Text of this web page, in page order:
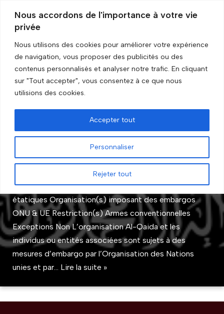
Nous accordons de l'importance à votre vie
privée
Nous utilisons des cookies pour améliorer votre expérience
de navigation, vous proposer des publicités ou des
contenus personnalisés et analyser notre trafic. En cliquant
sur "Tout accepter", vous consentez à ce que nous
utilisions des cookies.
Personnaliser
Rejeter tout
Accepter tout
Aller
au
contenu
Accueil »Restriction(s)
Restriction(s)
Al-Qaïda et entités associées
parGRIP Recherche
Statut de l’embargo En cours Entité Acteurs non
étatiques Organisation(s) imposant des embargos
ONU & UE Restriction(s) Armes conventionnelles
Exceptions Non L’organisation Al-Qaida et les
individus ou entités associées sont sujets à des
mesures d’embargo par l’Organisation des Nations
unies et par… Lire la suite »